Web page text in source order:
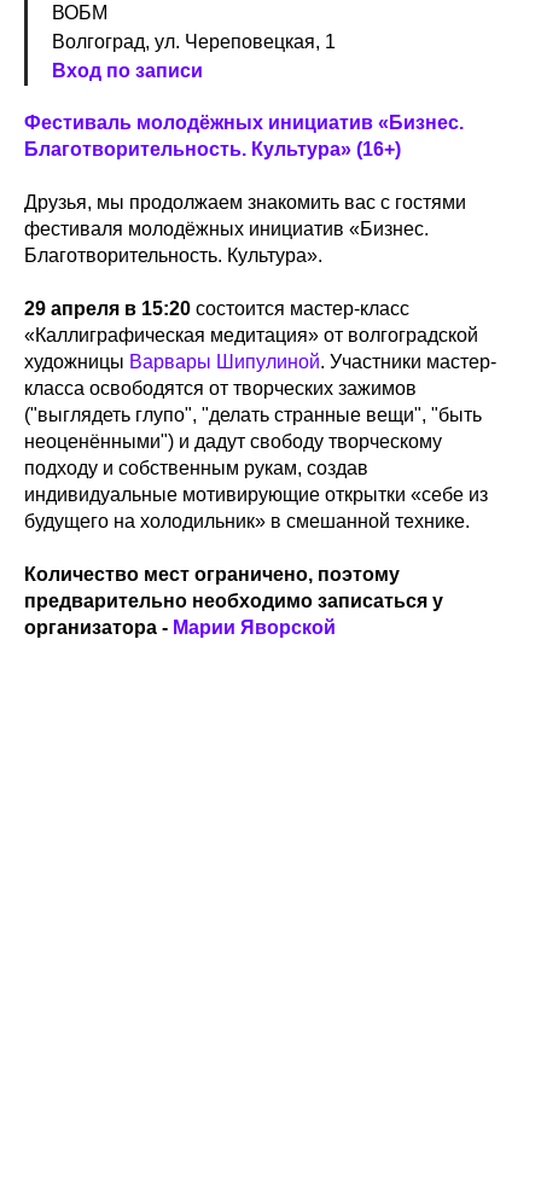
ВОБМ
Волгоград, ул. Череповецкая, 1
Вход по записи
Фестиваль молодёжных инициатив «Бизнес.
Благотворительность. Культура» (16+)
Друзья, мы продолжаем знакомить вас с гостями
фестиваля молодёжных инициатив «Бизнес.
Благотворительность. Культура».
29 апреля в 15:20 состоится мастер-класс
«Каллиграфическая медитация» от волгоградской
художницы Варвары Шипулиной. Участники мастер-
класса освободятся от творческих зажимов
("выглядеть глупо", "делать странные вещи", "быть
неоценёнными") и дадут свободу творческому
подходу и собственным рукам, создав
индивидуальные мотивирующие открытки «себе из
будущего на холодильник» в смешанной технике.
Количество мест ограничено, поэтому
предварительно необходимо записаться у
организатора - Марии Яворской